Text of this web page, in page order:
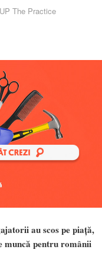
The Practice
au scos pe piață,
muncă pentru românii